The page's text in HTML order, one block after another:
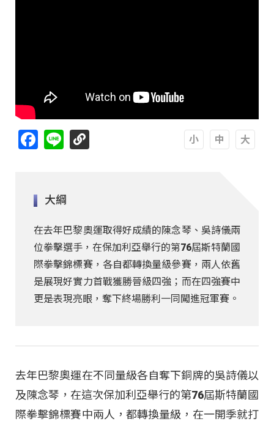
Facebook
Line
大綱
在去年巴黎奧運取得好成績的陳念琴、吳詩儀兩
位拳擊選手，在保加利亞舉行的第76屆斯特蘭國
際拳擊錦標賽，各自都轉換量級參賽，兩人依舊
是展現好實力首戰獲勝晉級四強；而在四強賽中
更是表現亮眼，奪下終場勝利一同闖進冠軍賽。
去年巴黎奧運在不同量級各自奪下銅牌的吳詩儀以
及陳念琴，在這次保加利亞舉行的第76屆斯特蘭國
際拳擊錦標賽中兩人，都轉換量級，在一開季就打